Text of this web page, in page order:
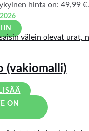
hinta on: 49,99 €.
(vakiomalli)
ON